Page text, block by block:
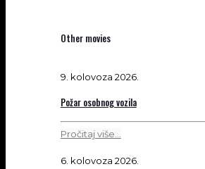
Other movies
9. kolovoza 2026.
Požar osobnog vozila
Pročitaj više...
6. kolovoza 2026.